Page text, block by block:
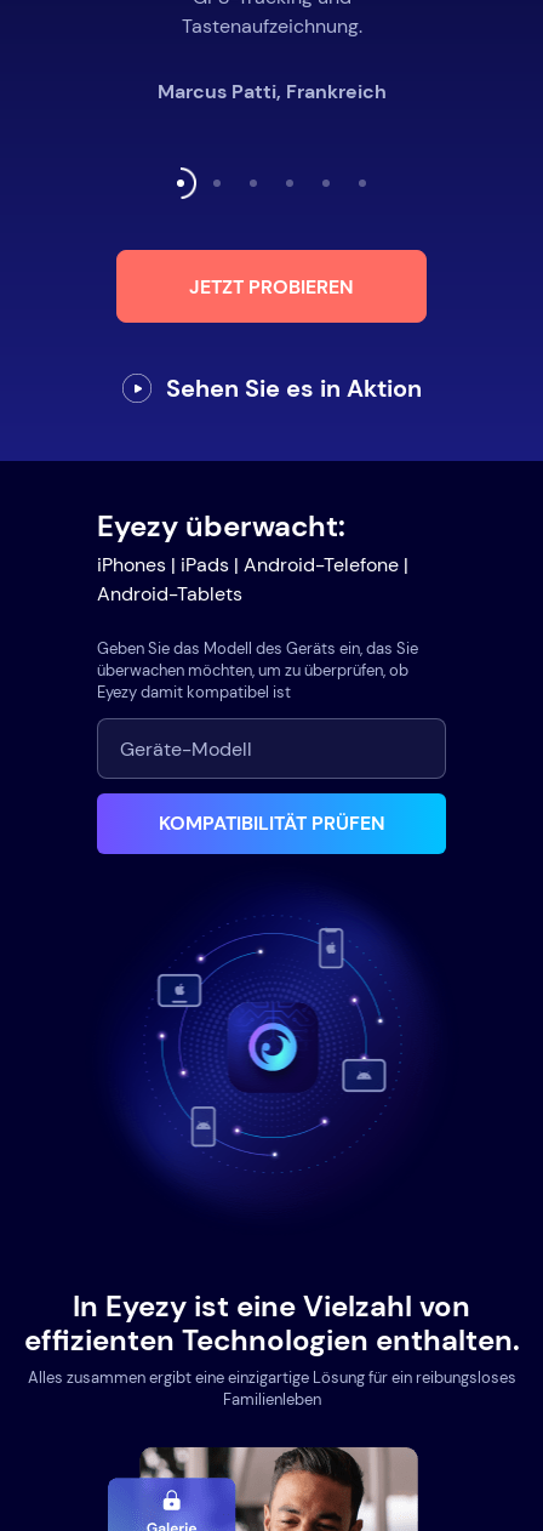
Tastenaufzeichnung.
Marcus Patti, Frankreich
JETZT PROBIEREN
Sehen Sie es in Aktion
Eyezy überwacht:
iPhones | iPads | Android-Telefone |
Android-Tablets
Geben Sie das Modell des Geräts ein, das Sie
überwachen möchten, um zu überprüfen, ob
Eyezy damit kompatibel ist
KOMPATIBILITÄT PRÜFEN
In Eyezy ist eine Vielzahl von
effizienten Technologien enthalten.
Alles zusammen ergibt eine einzigartige Lösung für ein reibungsloses
Familienleben